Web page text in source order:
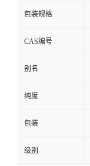
包装规格
CAS编号
别名
纯度
包装
级别